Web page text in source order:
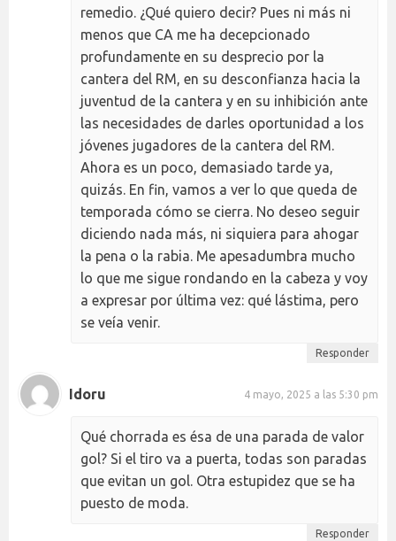
remedio. ¿Qué quiero decir? Pues ni más ni
menos que CA me ha decepcionado
profundamente en su desprecio por la
cantera del RM, en su desconfianza hacia la
juventud de la cantera y en su inhibición ante
las necesidades de darles oportunidad a los
jóvenes jugadores de la cantera del RM.
Ahora es un poco, demasiado tarde ya,
quizás. En fin, vamos a ver lo que queda de
temporada cómo se cierra. No deseo seguir
diciendo nada más, ni siquiera para ahogar
la pena o la rabia. Me apesadumbra mucho
lo que me sigue rondando en la cabeza y voy
a expresar por última vez: qué lástima, pero
se veía venir.
Responder
Idoru 4 mayo, 2025 a las 5:30 pm
Qué chorrada es ésa de una parada de valor
gol? Si el tiro va a puerta, todas son paradas
que evitan un gol. Otra estupidez que se ha
puesto de moda.
Responder